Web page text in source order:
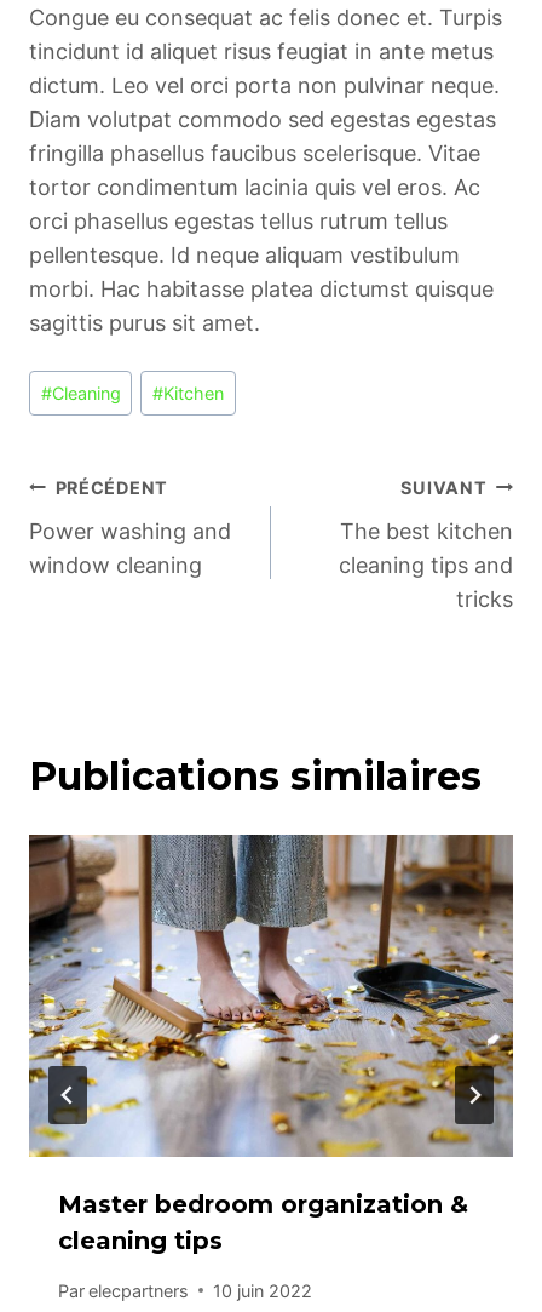
Congue eu consequat ac felis donec et. Turpis
tincidunt id aliquet risus feugiat in ante metus
dictum. Leo vel orci porta non pulvinar neque.
Diam volutpat commodo sed egestas egestas
fringilla phasellus faucibus scelerisque. Vitae
tortor condimentum lacinia quis vel eros. Ac
orci phasellus egestas tellus rutrum tellus
pellentesque. Id neque aliquam vestibulum
morbi. Hac habitasse platea dictumst quisque
sagittis purus sit amet.
Étiquettes
de
publication :
#Cleaning #Kitchen
Navigation
de
PRÉCÉDENT
Power washing and
window cleaning
SUIVANT
The best kitchen
cleaning tips and
tricks
Publications similaires
Master bedroom organization &
cleaning tips
Parelecpartners 10 juin 2022